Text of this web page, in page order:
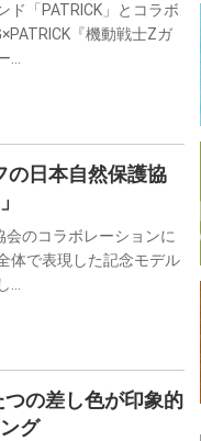
ド「PATRICK」とコラボ
『機動戦士Zガ
…
の日本自然保護協
会のコラボレーションに
体で表現した記念モデル
…
つの差し色が印象的
グ